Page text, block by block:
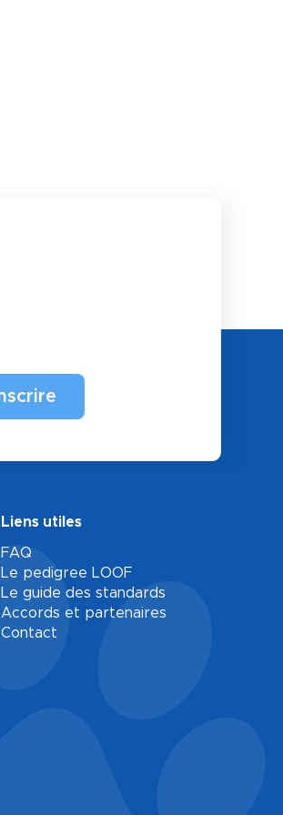
Liens utiles
FAQ
Le pedigree LOOF
Le guide des standards
Accords et partenaires
Contact